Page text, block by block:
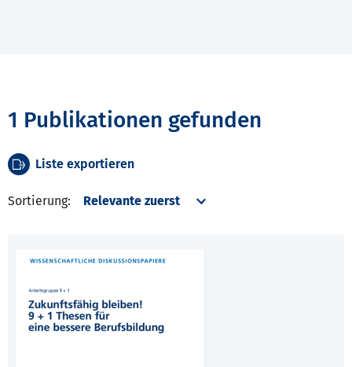
1 Publikationen gefunden
Liste exportieren
Sortierung: